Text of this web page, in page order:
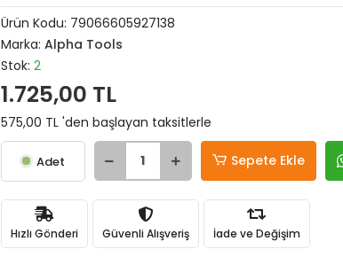
Ürün Kodu: 79066605927138
Marka: Alpha Tools
Stok: 2
1.725,00 TL
575,00 TL 'den başlayan taksitlerle
Adet Sepete Ekle
Hızlı Gönderi Güvenli Alışveriş İade ve Değişim